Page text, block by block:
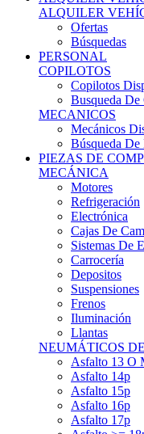
Ofertas
Búsquedas
PERSONAL
COPILOTOS
Copilotos
Busqueda De
MECANICOS
Mecánicos
Búsqueda De
PIEZAS DE
MECÁNICA
Motores
Refrigeración
Electrónica
Cajas De
Sistemas De
Carrocería
Depositos
Suspensiones
Frenos
Iluminación
Llantas
NEUMÁTICOS
Asfalto 13 O
Asfalto 14p
Asfalto 15p
Asfalto 16p
Asfalto 17p
Asfalto >= 18p
NEUMÁTICOS